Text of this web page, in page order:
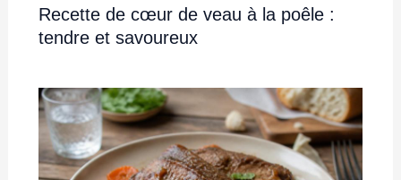
Recette de cœur de veau à la poêle :
tendre et savoureux